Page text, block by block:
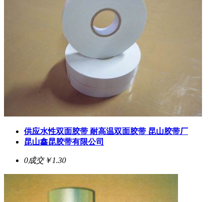
供应水性双面胶带 耐高温双面胶带 昆山胶带厂
昆山鑫昆胶带有限公司
0成交￥1.30